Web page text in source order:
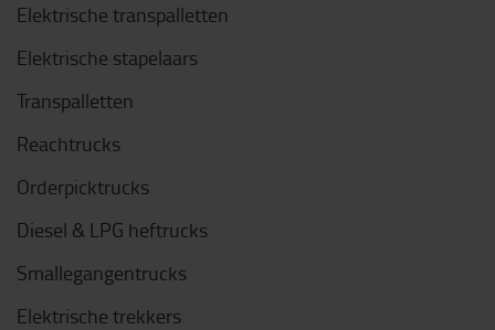
Elektrische transpalletten
Elektrische stapelaars
Transpalletten
Reachtrucks
Orderpicktrucks
Diesel & LPG heftrucks
Smallegangentrucks
Elektrische trekkers